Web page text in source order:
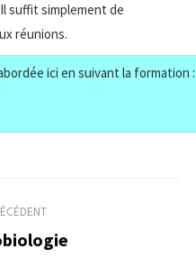
suffit simplement de
réunions.
ici en suivant la formation :